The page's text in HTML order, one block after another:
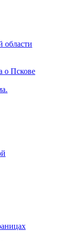
области
о Пскове